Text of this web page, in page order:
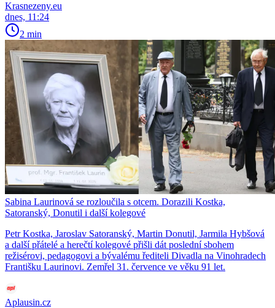
Krasnezeny.eu
dnes, 11:24
2 min
Sabina Laurinová se rozloučila s otcem. Dorazili Kostka,
Satoranský, Donutil i další kolegové
Petr Kostka, Jaroslav Satoranský, Martin Donutil, Jarmila Hybšová
a další přátelé a herečtí kolegové přišli dát poslední sbohem
režisérovi, pedagogovi a bývalému řediteli Divadla na Vinohradech
Františku Laurinovi. Zemřel 31. července ve věku 91 let.
Aplausin.cz